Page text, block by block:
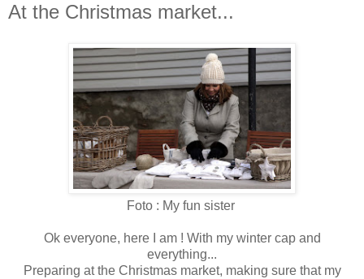
At the Christmas market...
Foto : My fun sister
Ok everyone, here I am ! With my winter cap and
everything...
Preparing at the Christmas market, making sure that my